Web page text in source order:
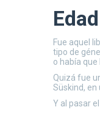
Edad
Fue aquel
tipo de
o había
Quizá fue
Süskind,
Y al pasar